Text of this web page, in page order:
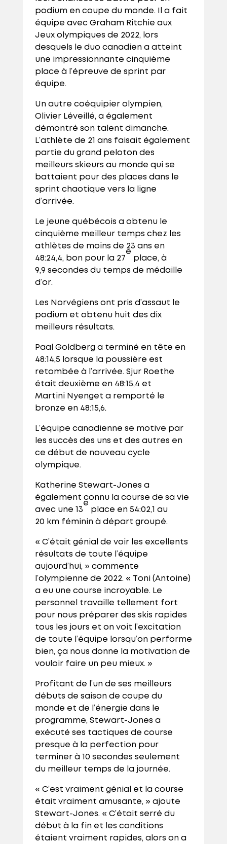
podium en coupe du monde. Il a fait
équipe avec Graham Ritchie aux
Jeux olympiques de 2022, lors
desquels le duo canadien a atteint
une impressionnante cinquième
place à l’épreuve de sprint par
équipe.
Un autre coéquipier olympien,
Olivier Léveillé, a également
démontré son talent dimanche.
L’athlète de 21 ans faisait également
partie du grand peloton des
meilleurs skieurs au monde qui se
battaient pour des places dans le
sprint chaotique vers la ligne
d’arrivée.
Le jeune québécois a obtenu le
cinquième meilleur temps chez les
athlètes de moins de 23 ans en
48:24,4, bon pour la 27
e
place, à
9,9 secondes du temps de médaille
d’or.
Les Norvégiens ont pris d’assaut le
podium et obtenu huit des dix
meilleurs résultats.
Paal Goldberg a terminé en tête en
48:14,5 lorsque la poussière est
retombée à l’arrivée. Sjur Roethe
était deuxième en 48:15,4 et
Martini Nyenget a remporté le
bronze en 48:15,6.
L’équipe canadienne se motive par
les succès des uns et des autres en
ce début de nouveau cycle
olympique.
Katherine Stewart-Jones a
également connu la course de sa vie
avec une 13
e
place en 54:02,1 au
20 km féminin à départ groupé.
« C’était génial de voir les excellents
résultats de toute l’équipe
aujourd’hui, » commente
l’olympienne de 2022. « Toni (Antoine)
a eu une course incroyable. Le
personnel travaille tellement fort
pour nous préparer des skis rapides
tous les jours et on voit l’excitation
de toute l’équipe lorsqu’on performe
bien, ça nous donne la motivation de
vouloir faire un peu mieux. »
Profitant de l’un de ses meilleurs
débuts de saison de coupe du
monde et de l’énergie dans le
programme, Stewart-Jones a
exécuté ses tactiques de course
presque à la perfection pour
terminer à 10 secondes seulement
du meilleur temps de la journée.
« C’est vraiment génial et la course
était vraiment amusante, » ajoute
Stewart-Jones. « C’était serré du
début à la fin et les conditions
étaient vraiment rapides, alors on a